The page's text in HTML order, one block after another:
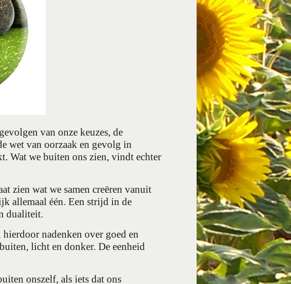
van onze keuzes, de
wet van oorzaak en gevolg in
Wat we buiten ons zien, vindt echter
zien wat we samen creëren vanuit
allemaal één. Een strijd in de
dualiteit.
nadenken over goed en
licht en donker. De eenheid
onszelf, als iets dat ons